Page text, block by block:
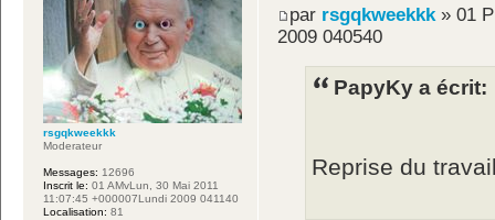
par rsgqkweekkk » 01
2009 040540
PapyKy a écrit:
Reprise du
rsgqkweekkk
Moderateur
Messages: 12696
Inscrit le: 01 AMvLun, 30 Mai 2011
11:07:45 +000007Lundi 2009 041140
Localisation: 81